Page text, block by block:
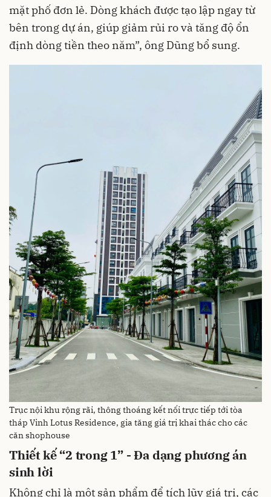
mặt phố đơn lẻ. Dòng khách được tạo lập ngay từ
bên trong dự án, giúp giảm rủi ro và tăng độ ổn
định dòng tiền theo năm”, ông Dũng bổ sung.
Trục nội khu rộng rãi, thông thoáng kết nối trực tiếp tới tòa
tháp Vinh Lotus Residence, gia tăng giá trị khai thác cho các
căn shophouse
Thiết kế “2 trong 1” - Đa dạng phương án
sinh lời
Không chỉ là một sản phẩm để tích lũy giá trị, các